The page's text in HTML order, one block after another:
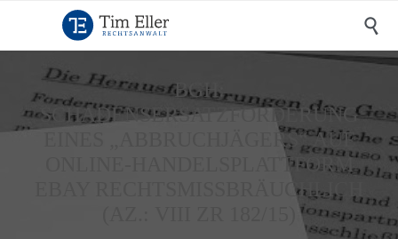

BGH:
SCHADENSERSATZFORDERUNG
EINES „ABBRUCHJÄGERS“ AUF
ONLINE-HANDELSPLATTFORM
EBAY RECHTSMISSBRÄUCHLICH